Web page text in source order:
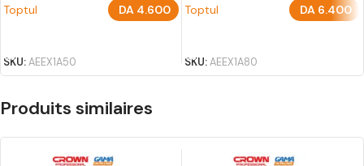
Toptul DA 4.600
SKU:AEEX1A50
Toptul DA 6.400
SKU:AEEX1A80
Produits similaires